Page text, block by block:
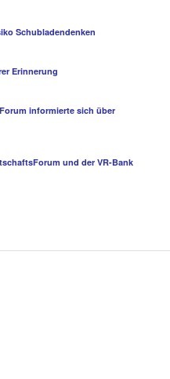
Schubladendenken
Erinnerung
informierte sich über
und der VR-Bank